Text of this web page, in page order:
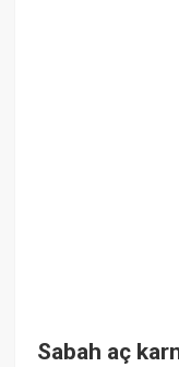
Sabah aç